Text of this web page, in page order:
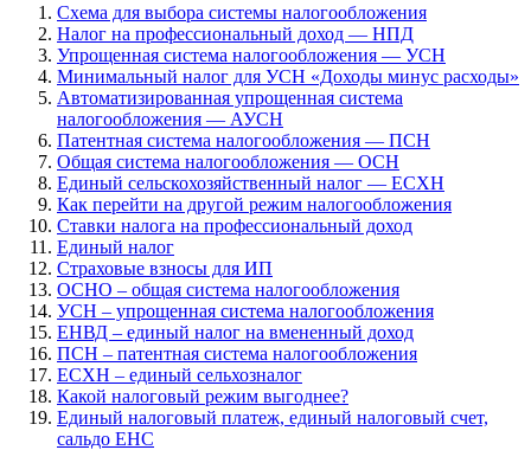
Схема для выбора системы налогообложения
Налог на профессиональный доход — НПД
Упрощенная система налогообложения — УСН
Минимальный налог для УСН «Доходы минус расходы»
Автоматизированная упрощенная система
налогообложения — АУСН
Патентная система налогообложения — ПСН
Общая система налогообложения — ОСН
Единый сельскохозяйственный налог — ЕСХН
Как перейти на другой режим налогообложения
Ставки налога на профессиональный доход
Единый налог
Страховые взносы для ИП
ОСНО – общая система налогообложения
УСН – упрощенная система налогообложения
ЕНВД – единый налог на вмененный доход
ПСН – патентная система налогообложения
ЕСХН – единый сельхозналог
Какой налоговый режим выгоднее?
Единый налоговый платеж, единый налоговый счет,
сальдо ЕНС